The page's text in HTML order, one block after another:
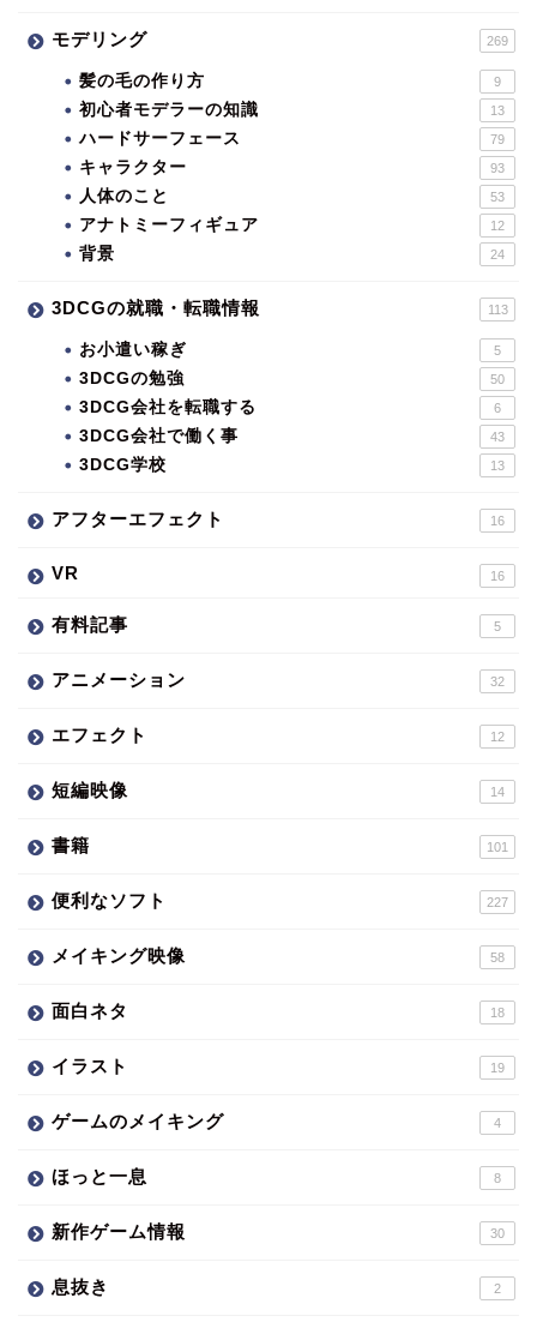
モデリング 269
髪の毛の作り方 9
初心者モデラーの知識 13
ハードサーフェース 79
キャラクター 93
人体のこと 53
アナトミーフィギュア 12
背景 24
3DCGの就職・転職情報 113
お小遣い稼ぎ 5
3DCGの勉強 50
3DCG会社を転職する 6
3DCG会社で働く事 43
3DCG学校 13
アフターエフェクト 16
VR 16
有料記事 5
アニメーション 32
エフェクト 12
短編映像 14
書籍 101
便利なソフト 227
メイキング映像 58
面白ネタ 18
イラスト 19
ゲームのメイキング 4
ほっと一息 8
新作ゲーム情報 30
息抜き 2